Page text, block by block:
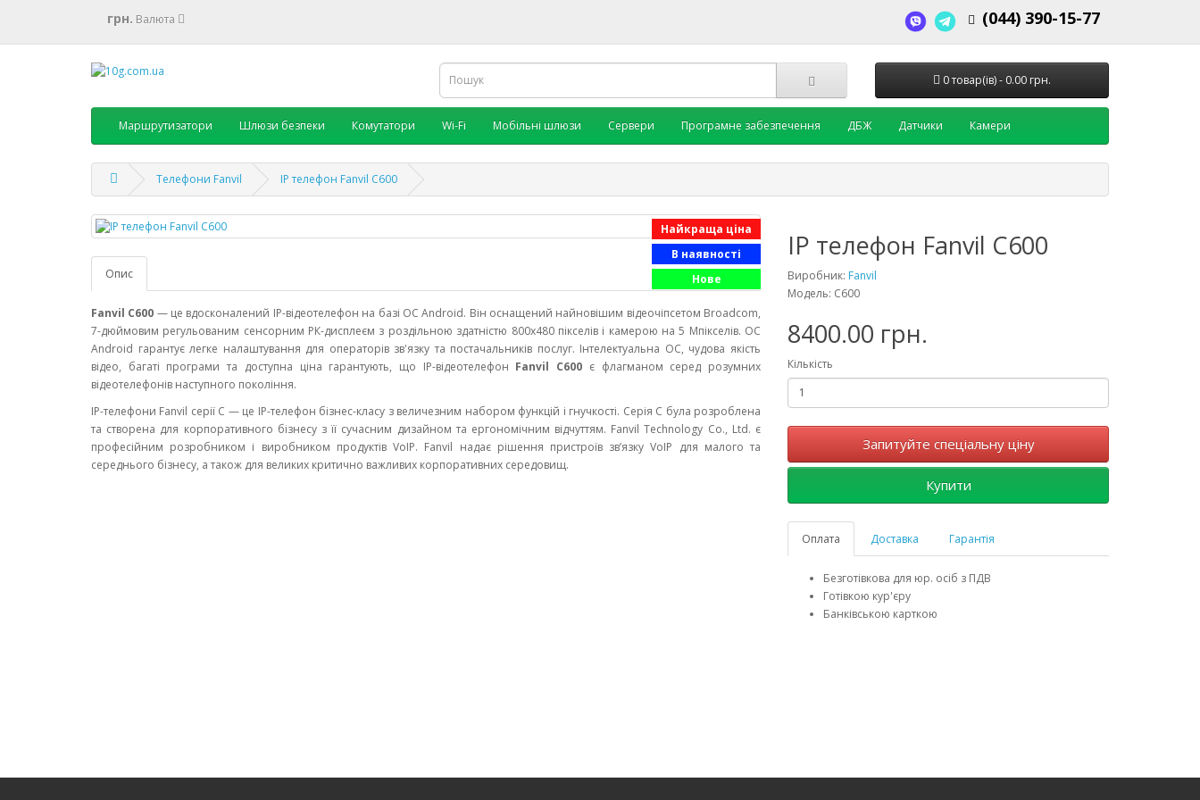
грн. Валюта (044) 390-15-77
0 товар(ів) - 0.00 грн.
Маршрутизатори Шлюзи безпеки Комутатори Wi-Fi Мобільні шлюзи Сервери Програмне забезпечення ДБЖ Датчики Камери
Телефони Fanvil IP телефон Fanvil C600
Найкраща ціна
В наявності
Нове
Опис
Fanvil C600 — це вдосконалений IP-відеотелефон на базі ОС Android. Він оснащений найновішим відеочіпсетом Broadcom,
7-дюймовим регульованим сенсорним РК-дисплеєм з роздільною здатністю 800x480 пікселів і камерою на 5 Мпікселів. ОС
Android гарантує легке налаштування для операторів зв'язку та постачальників послуг. Інтелектуальна ОС, чудова якість
відео, багаті програми та доступна ціна гарантують, що IP-відеотелефон Fanvil C600 є флагманом серед розумних
відеотелефонів наступного покоління.
IP-телефони Fanvil серії C — це IP-телефон бізнес-класу з величезним набором функцій і гнучкості. Серія C була розроблена
та створена для корпоративного бізнесу з її сучасним дизайном та ергономічним відчуттям. Fanvil Technology Co., Ltd. є
професійним розробником і виробником продуктів VoIP. Fanvil надає рішення пристроїв зв’язку VoIP для малого та
середнього бізнесу, а також для великих критично важливих корпоративних середовищ.
IP телефон Fanvil C600
Виробник: Fanvil
Модель: C600
8400.00 грн.
Кількість
Запитуйте спеціальну ціну
Купити
Оплата Доставка Гарантія
Безготівкова для юр. осіб з ПДВ
Готівкою кур'єру
Банківською карткою